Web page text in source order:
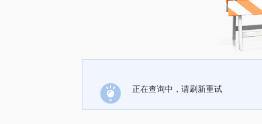
正在查询中，请刷新重试